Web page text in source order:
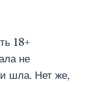
18+
не
шла. Нет же,